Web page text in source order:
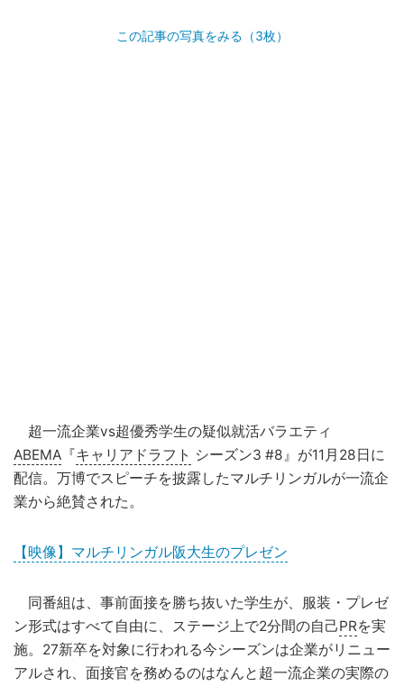
この記事の写真をみる（3枚）
超一流企業vs超優秀学生の疑似就活バラエティ
ABEMA 『キャリアドラフト シーズン3 #8』が11月28日に
配信。万博でスピーチを披露したマルチリンガルが一流企
業から絶賛された。
【映像】マルチリンガル阪大生のプレゼン
同番組は、事前面接を勝ち抜いた学生が、服装・プレゼ
ン形式はすべて自由に、ステージ上で2分間の自己PRを実
施。27新卒を対象に行われる今シーズンは企業がリニュー
アルされ、面接官を務めるのはなんと超一流企業の実際の